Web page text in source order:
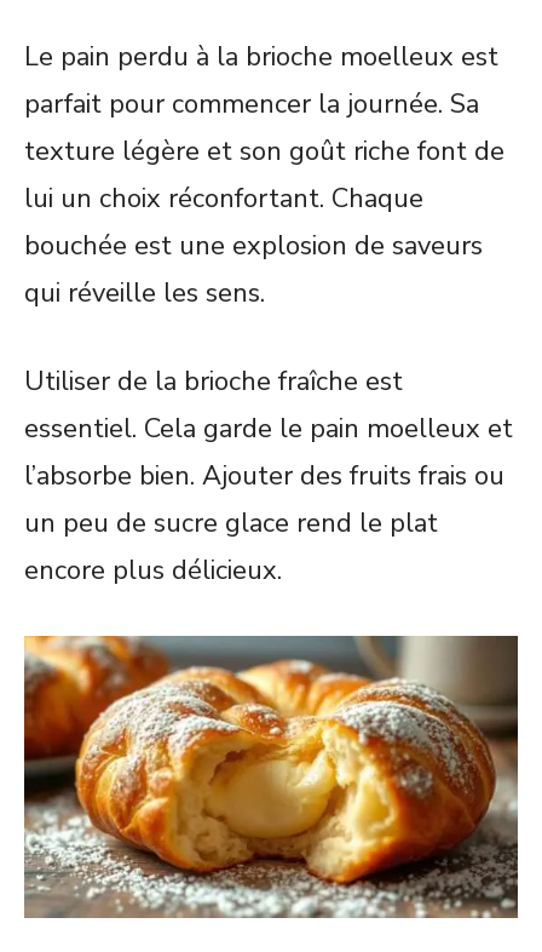
Le pain perdu à la brioche moelleux est
parfait pour commencer la journée. Sa
texture légère et son goût riche font de
lui un choix réconfortant. Chaque
bouchée est une explosion de saveurs
qui réveille les sens.
Utiliser de la brioche fraîche est
essentiel. Cela garde le pain moelleux et
l’absorbe bien. Ajouter des fruits frais ou
un peu de sucre glace rend le plat
encore plus délicieux.